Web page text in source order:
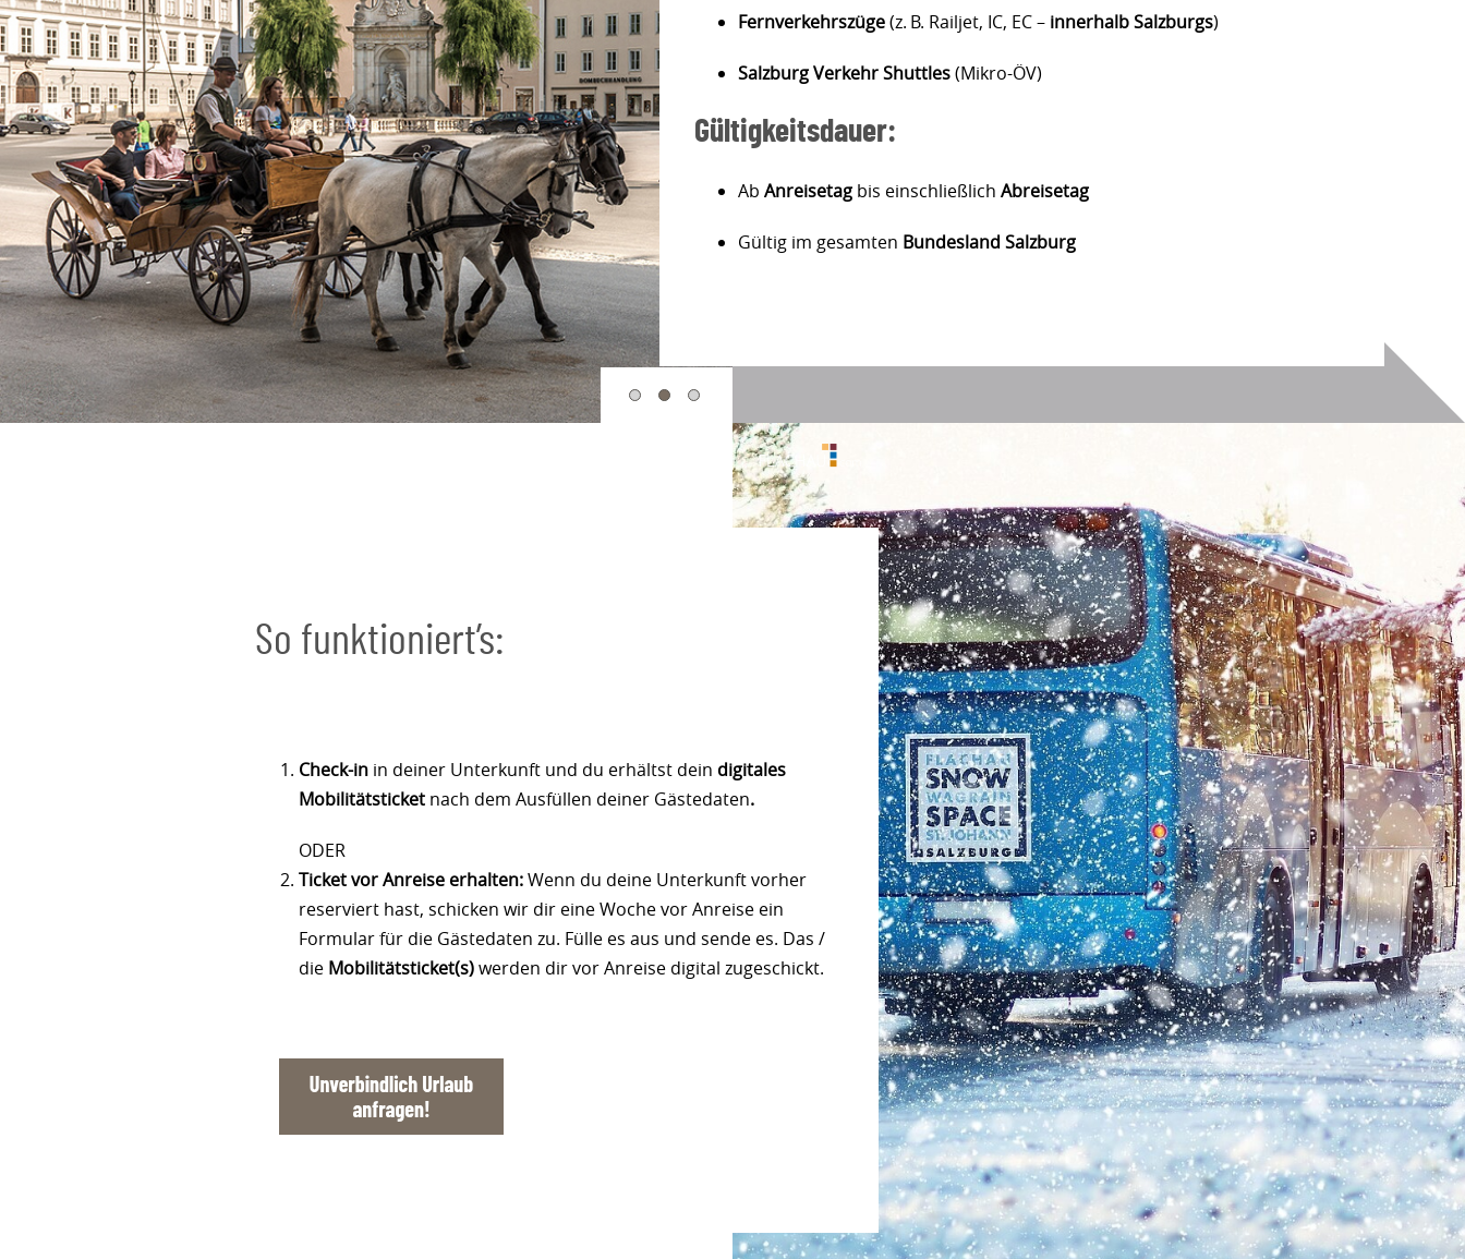
Fernverkehrszüge(z. B. Railjet, IC, EC – innerhalb Salzburgs)
Salzburg Verkehr Shuttles(Mikro-ÖV)
Gültigkeitsdauer:
Ab Anreisetagbis einschließlich Abreisetag
Gültig im gesamten Bundesland Salzburg
So funktioniert’s:
Check-inin deiner Unterkunft und du erhältst dein digitales
Mobilitätsticketnach dem Ausfüllen deiner Gästedaten.
ODER
Ticket vor Anreise erhalten:Wenn du deine Unterkunft vorher
reserviert hast, schicken wir dir eine Woche vor Anreise ein
Formular für die Gästedaten zu. Fülle es aus und sende es. Das /
die Mobilitätsticket(s)werden dir vor Anreise digital zugeschickt.